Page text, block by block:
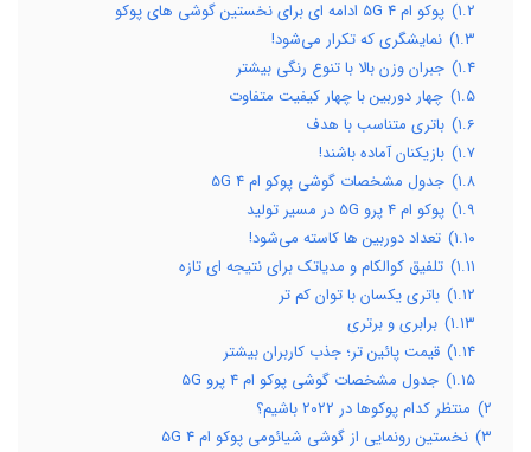
۱.۲) پوکو ام 4 5G ادامه ای برای نخستین گوشی های پوکو
۱.۳) نمایشگری که تکرار می‌شود!
۱.۴) جبران وزن بالا با تنوع رنگی بیشتر
۱.۵) چهار دوربین با چهار کیفیت متفاوت
۱.۶) باتری متناسب با هدف
۱.۷) بازیکنان آماده باشند!
۱.۸) جدول مشخصات گوشی پوکو ام 4 5G
۱.۹) پوکو ام 4 پرو 5G در مسیر تولید
۱.۱۰) تعداد دوربین ها کاسته می‌شود!
۱.۱۱) تلفیق کوالکام و مدیاتک برای نتیجه ای تازه
۱.۱۲) باتری یکسان با توان کم تر
۱.۱۳) برابری و برتری
۱.۱۴) قیمت پائین تر؛ جذب کاربران بیشتر
۱.۱۵) جدول مشخصات گوشی پوکو ام 4 پرو 5G
۲) منتظر کدام پوکوها در ۲۰۲۲ باشیم؟
۳) نخستین رونمایی از گوشی شیائومی پوکو ام 4 5G